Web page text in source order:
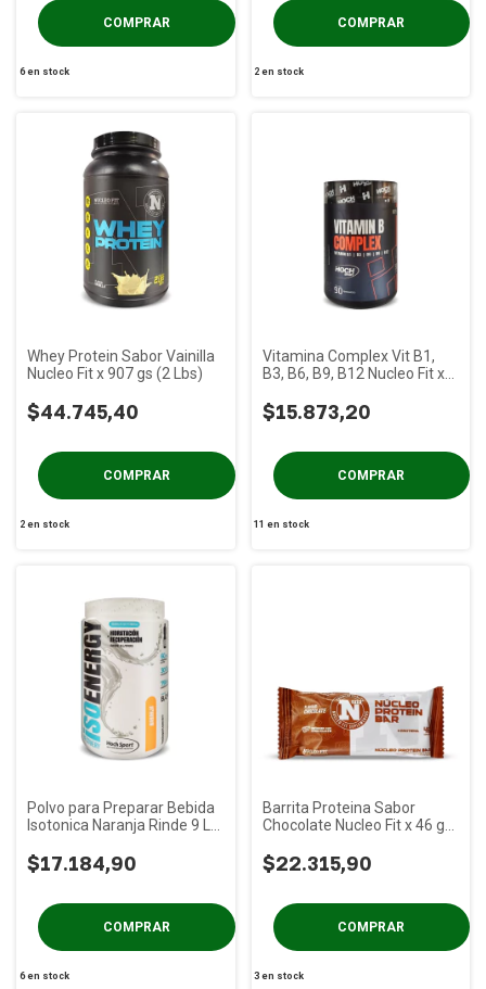
6en stock 2 en stock
Whey Protein Sabor Vainilla
Nucleo Fit x 907 gs (2 Lbs)
$44.745,40
2en stock
Vitamina Complex Vit B1,
B3, B6, B9, B12 Nucleo Fit x
$15.873,20
11 en stock
Polvo para Preparar Bebida
Isotonica Naranja Rinde 9 Lt
$17.184,90
6en stock
Barrita Proteina Sabor
Chocolate Nucleo Fit x 46 gs
$22.315,90
3 en stock